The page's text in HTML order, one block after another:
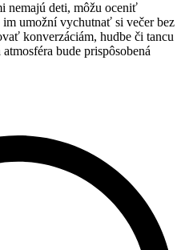
nemajú deti, môžu oceniť
umožní vychutnať si večer bez
konverzáciám, hudbe či tancu
bude prispôsobená